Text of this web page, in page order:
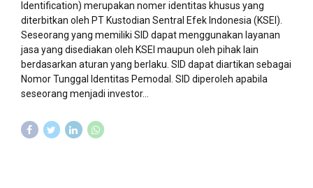
Identification) merupakan nomer identitas khusus yang
diterbitkan oleh PT Kustodian Sentral Efek Indonesia (KSEI).
Seseorang yang memiliki SID dapat menggunakan layanan
jasa yang disediakan oleh KSEI maupun oleh pihak lain
berdasarkan aturan yang berlaku. SID dapat diartikan sebagai
Nomor Tunggal Identitas Pemodal. SID diperoleh apabila
seseorang menjadi investor...